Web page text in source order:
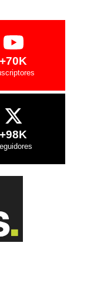
+70K
+98K